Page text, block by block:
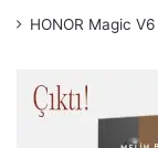
HONOR Magic